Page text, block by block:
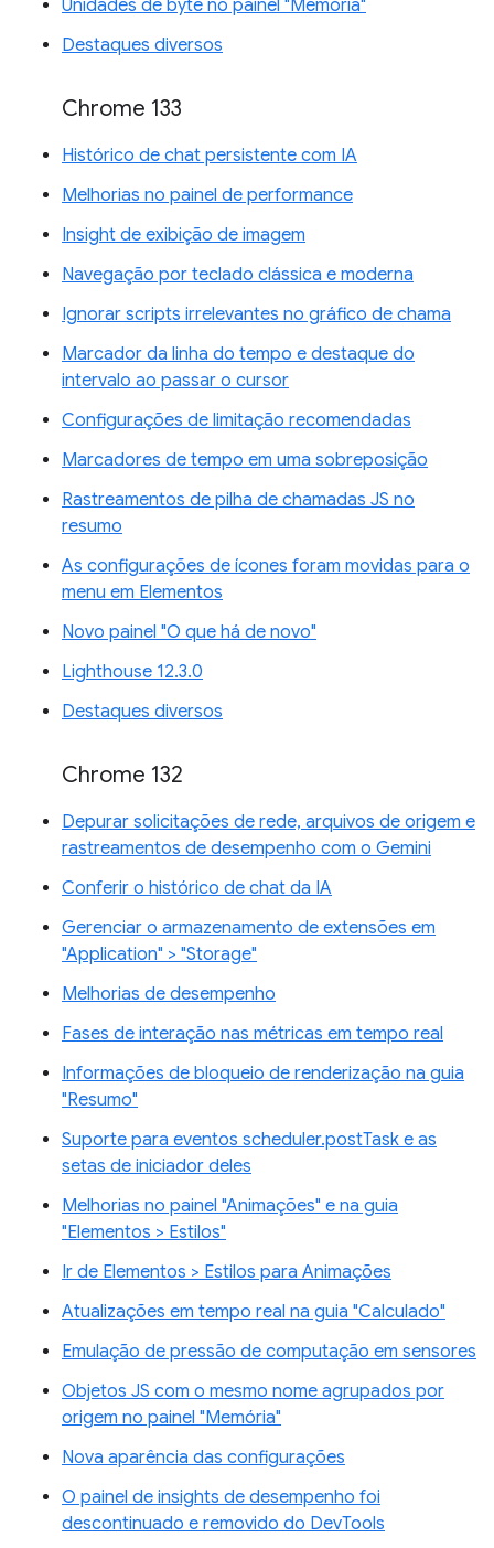
Unidades de byte no painel "Memória"
Destaques diversos
Chrome 133
Histórico de chat persistente com IA
Melhorias no painel de performance
Insight de exibição de imagem
Navegação por teclado clássica e moderna
Ignorar scripts irrelevantes no gráfico de chama
Marcador da linha do tempo e destaque do
intervalo ao passar o cursor
Configurações de limitação recomendadas
Marcadores de tempo em uma sobreposição
Rastreamentos de pilha de chamadas JS no
resumo
As configurações de ícones foram movidas para o
menu em Elementos
Novo painel "O que há de novo"
Lighthouse 12.3.0
Destaques diversos
Chrome 132
Depurar solicitações de rede, arquivos de origem e
rastreamentos de desempenho com o Gemini
Conferir o histórico de chat da IA
Gerenciar o armazenamento de extensões em
"Application" > "Storage"
Melhorias de desempenho
Fases de interação nas métricas em tempo real
Informações de bloqueio de renderização na guia
"Resumo"
Suporte para eventos scheduler.postTask e as
setas de iniciador deles
Melhorias no painel "Animações" e na guia
"Elementos > Estilos"
Ir de Elementos > Estilos para Animações
Atualizações em tempo real na guia "Calculado"
Emulação de pressão de computação em sensores
Objetos JS com o mesmo nome agrupados por
origem no painel "Memória"
Nova aparência das configurações
O painel de insights de desempenho foi
descontinuado e removido do DevTools